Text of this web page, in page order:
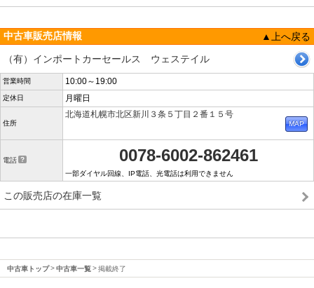
中古車販売店情報
▲上へ戻る
（有）インポートカーセールス ウェステイル
営業時間 10:00～19:00
定休日 月曜日
住所
北海道札幌市北区新川３条５丁目２番１５号
電話 0078-6002-862461
一部ダイヤル回線、IP電話、光電話は利用できません
この販売店の在庫一覧
中古車トップ 中古車一覧 掲載終了